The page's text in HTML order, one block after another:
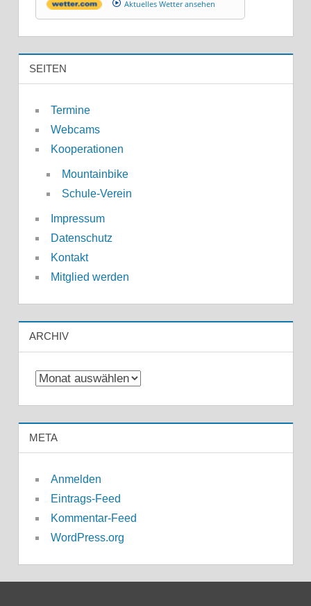
Aktuelles Wetter ansehen
SEITEN
Termine
Webcams
Kooperationen
Mountainbike
Schule-Verein
Impressum
Datenschutz
Kontakt
Mitglied werden
ARCHIV
Archiv
META
Anmelden
Eintrags-Feed
Kommentar-Feed
WordPress.org